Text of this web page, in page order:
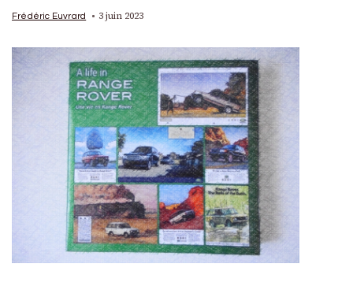
Frédéric Euvrard 3 juin 2023